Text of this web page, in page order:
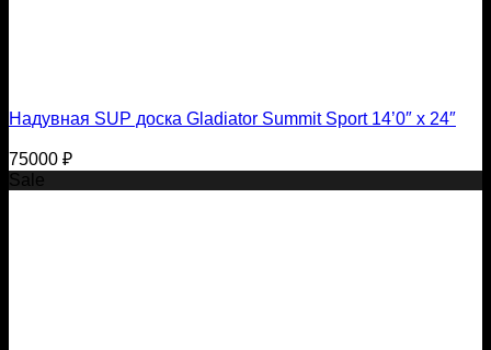
Надувная SUP доска Gladiator Summit Sport 14’0″ x 24″
75000 ₽
Sale